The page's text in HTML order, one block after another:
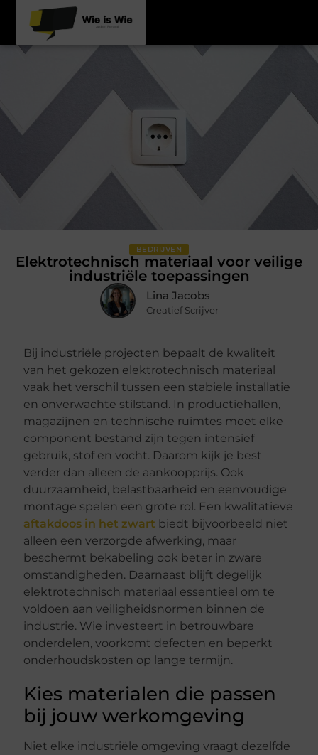
BEDRIJVEN
Elektrotechnisch materiaal voor veilige
industriële toepassingen
Lina Jacobs
Creatief Scrijver
Bij industriële projecten bepaalt de kwaliteit
van het gekozen elektrotechnisch materiaal
vaak het verschil tussen een stabiele installatie
en onverwachte stilstand. In productiehallen,
magazijnen en technische ruimtes moet elke
component bestand zijn tegen intensief
gebruik, stof en vocht. Daarom kijk je best
verder dan alleen de aankoopprijs. Ook
duurzaamheid, belastbaarheid en eenvoudige
montage spelen een grote rol. Een kwalitatieve
aftakdoos in het zwart biedt bijvoorbeeld niet
alleen een verzorgde afwerking, maar
beschermt bekabeling ook beter in zware
omstandigheden. Daarnaast blijft degelijk
elektrotechnisch materiaal essentieel om te
voldoen aan veiligheidsnormen binnen de
industrie. Wie investeert in betrouwbare
onderdelen, voorkomt defecten en beperkt
onderhoudskosten op lange termijn.
Kies materialen die passen
bij jouw werkomgeving
Niet elke industriële omgeving vraagt dezelfde